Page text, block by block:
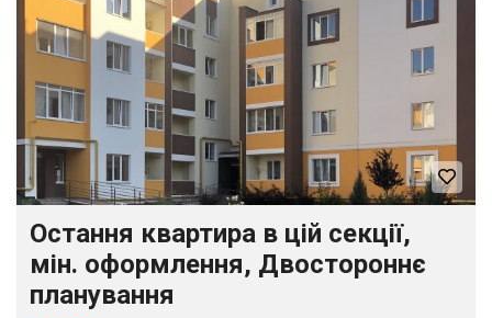
Остання квартира в цій секції,
мін. оформлення, Двостороннє
планування